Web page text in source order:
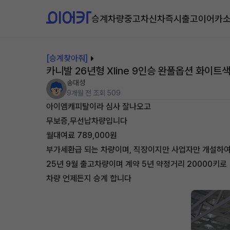
승계차량중고차신차즉시출고이어카
[승계찾아줘]
카니발 26년형 Xline 9인승 완풀옵션 화이트
송대성
9개월 전 조회 509
아이엠캐피탈이라 심사 잘나오고
무보증,무선납차량입니다
월대여료 789,000원
부가세환급 되는 차량이며, 직장이지만 사업자만 개설하
25년 9월 출고차량이며 계약 5년 약정거리 20000키로
차량 언제든지 승계 합니다